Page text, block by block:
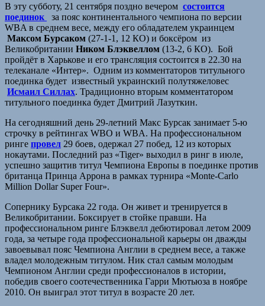
В эту субботу, 21 сентября поздно вечером состоится
поединок
за пояс континентального чемпиона по версии
WBA в среднем весе, между его обладателем украинцем
Максом Бурсаком (27-1-1, 12 КО) и боксёром из
Великобритании Ником Блэквеллом (13-2, 6 КО). Бой
пройдёт в Харькове и его трансляция состоится в 22.30 на
телеканале «Интер». Одним из комментаторов титульного
поединка будет известный украинский полутяжеловес
Исмаил Силлах. Традиционно вторым комментатором
титульного поединка будет Дмитрий Лазуткин.
На сегодняшний день 29-летний Макс Бурсак занимает 5-ю
строчку в рейтингах WBO и WBA. На профессиональном
ринге провел 29 боев, одержал 27 побед, 12 из которых
нокаутами. Последний раз «Tiger» выходил в ринг в июле,
успешно защитив титул Чемпиона Европы в поединке против
британца Принца Аррона в рамках турнира «Monte-Carlo
Million Dollar Super Four».
Сопернику Бурсака 22 года. Он живет и тренируется в
Великобритании. Боксирует в стойке правши. На
профессиональном ринге Блэквелл дебютировал летом 2009
года, за четыре года профессиональной карьеры он дважды
завоевывал пояс Чемпиона Англии в среднем весе, а также
владел молодежным титулом. Ник стал самым молодым
Чемпионом Англии среди профессионалов в истории,
победив своего соотечественника Гарри Мютьюза в ноябре
2010. Он выиграл этот титул в возрасте 20 лет.